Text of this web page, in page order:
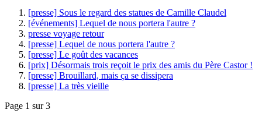
[presse] Sous le regard des statues de Camille Claudel
[événements] Lequel de nous portera l'autre ?
presse voyage retour
[presse] Lequel de nous portera l'autre ?
[presse] Le goût des vacances
[prix] Désormais trois reçoit le prix des amis du Père Castor !
[presse] Brouillard, mais ça se dissipera
[presse] La très vieille
Page 1 sur 3